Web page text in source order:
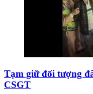
Tạm giữ đối tượng
CSGT